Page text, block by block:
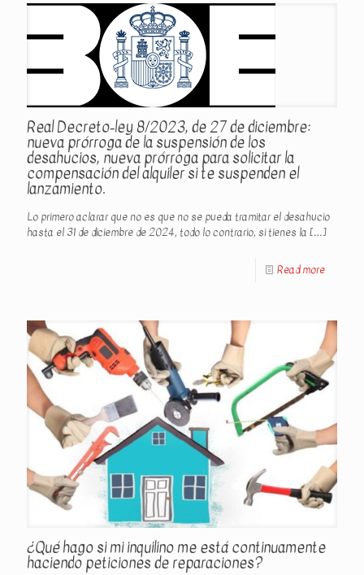
Real Decreto-ley 8/2023, de 27 de diciembre:
nueva prórroga de la suspensión de los
desahucios, nueva prórroga para solicitar la
compensación del alquiler si te suspenden el
lanzamiento.
Lo primero aclarar que no es que no se pueda tramitar el desahucio
hasta el 31 de diciembre de 2024, todo lo contrario, si tienes la […]
Read more
¿Qué hago si mi inquilino me está continuamente
haciendo peticiones de reparaciones?